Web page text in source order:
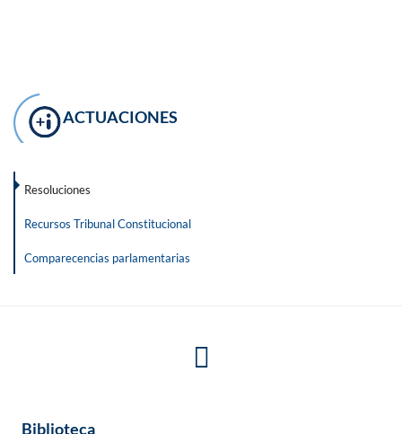
ACTUACIONES
Resoluciones
Recursos Tribunal Constitucional
Comparecencias parlamentarias
Biblioteca